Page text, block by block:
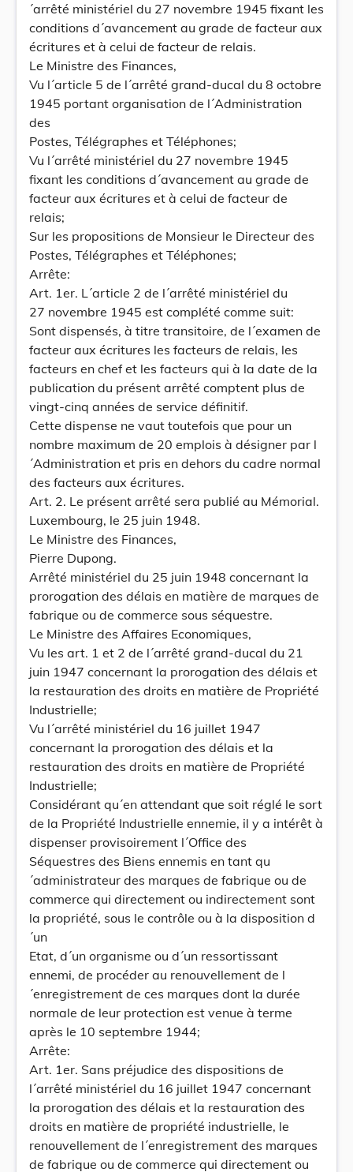
´arrêté ministériel du 27 novembre 1945 fixant les
conditions d´avancement au grade de facteur aux
écritures et à celui de facteur de relais.
Le Ministre des Finances,
Vu l´article 5 de l´arrêté grand-ducal du 8 octobre
1945 portant organisation de l´Administration
des
Postes, Télégraphes et Téléphones;
Vu l´arrêté ministériel du 27 novembre 1945
fixant les conditions d´avancement au grade de
facteur aux écritures et à celui de facteur de
relais;
Sur les propositions de Monsieur le Directeur des
Postes, Télégraphes et Téléphones;
Arrête:
Art. 1er. L´article 2 de l´arrêté ministériel du
27 novembre 1945 est complété comme suit:
Sont dispensés, à titre transitoire, de l´examen de
facteur aux écritures les facteurs de relais, les
facteurs en chef et les facteurs qui à la date de la
publication du présent arrêté comptent plus de
vingt-cinq années de service définitif.
Cette dispense ne vaut toutefois que pour un
nombre maximum de 20 emplois à désigner par l
´Administration et pris en dehors du cadre normal
des facteurs aux écritures.
Art. 2. Le présent arrêté sera publié au Mémorial.
Luxembourg, le 25 juin 1948.
Le Ministre des Finances,
Pierre Dupong.
Arrêté ministériel du 25 juin 1948 concernant la
prorogation des délais en matière de marques de
fabrique ou de commerce sous séquestre.
Le Ministre des Affaires Economiques,
Vu les art. 1 et 2 de l´arrêté grand-ducal du 21
juin 1947 concernant la prorogation des délais et
la restauration des droits en matière de Propriété
Industrielle;
Vu l´arrêté ministériel du 16 juillet 1947
concernant la prorogation des délais et la
restauration des droits en matière de Propriété
Industrielle;
Considérant qu´en attendant que soit réglé le sort
de la Propriété Industrielle ennemie, il y a intérêt à
dispenser provisoirement l´Office des
Séquestres des Biens ennemis en tant qu
´administrateur des marques de fabrique ou de
commerce qui directement ou indirectement sont
la propriété, sous le contrôle ou à la disposition d
´un
Etat, d´un organisme ou d´un ressortissant
ennemi, de procéder au renouvellement de l
´enregistrement de ces marques dont la durée
normale de leur protection est venue à terme
après le 10 septembre 1944;
Arrête:
Art. 1er. Sans préjudice des dispositions de
l´arrêté ministériel du 16 juillet 1947 concernant
la prorogation des délais et la restauration des
droits en matière de propriété industrielle, le
renouvellement de l´enregistrement des marques
de fabrique ou de commerce qui directement ou